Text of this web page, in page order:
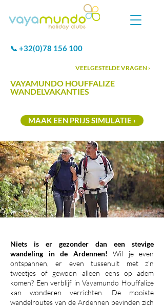
📞 +32(0)78 156 100
VAYAMUNDO HOUFFALIZE
WANDELVAKANTIES
MAAK EEN PRIJS SIMULATIE ›
VEELGESTELDE VRAGEN ›
Niets is er gezonder dan een stevige
wandeling in de Ardennen! Wil je even
ontspannen, er even tussenuit met z'n
tweetjes of gewoon alleen eens op adem
komen? Een verblijf in Vayamundo Houffalize
kan wonderen verrichten. De mooiste
wandelroutes van de Ardennen bevinden zich